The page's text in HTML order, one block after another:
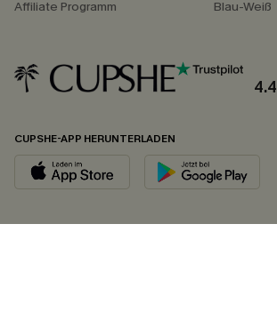
Affiliate Programm
Blau-Weiß
4.4
CUPSHE-APP HERUNTERLADEN